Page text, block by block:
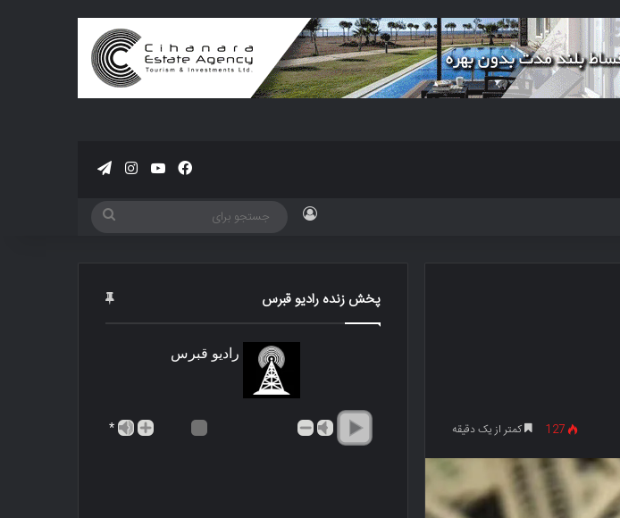
فیسبوکیوتیوباینستاگرام
تلگرام
ورود
جستجو
127 کمتر از یک دقیقه
پخش زنده رادیو قبرس
رادیو قبرس
*